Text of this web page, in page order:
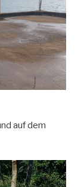
auf dem